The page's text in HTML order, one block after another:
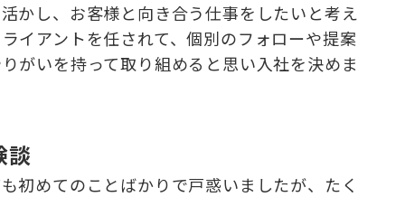
かし、お客様と向き合う仕事をしたいと考え
イアントを任されて、個別のフォローや提案
がいを持って取り組めると思い入社を決めま
談
初めてのことばかりで戸惑いましたが、たく